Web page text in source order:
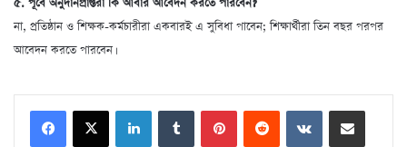
৫. পূর্বে অনুদানপ্রাপ্তরা কি আবার আবেদন করতে পারবেন?
না, প্রতিষ্ঠান ও শিক্ষক-কর্মচারীরা একবারই এ সুবিধা পাবেন; শিক্ষার্থীরা তিন বছর পরপর
আবেদন করতে পারবেন।
LinkedInTumblr PinterestReddit VKontakteShare via Email